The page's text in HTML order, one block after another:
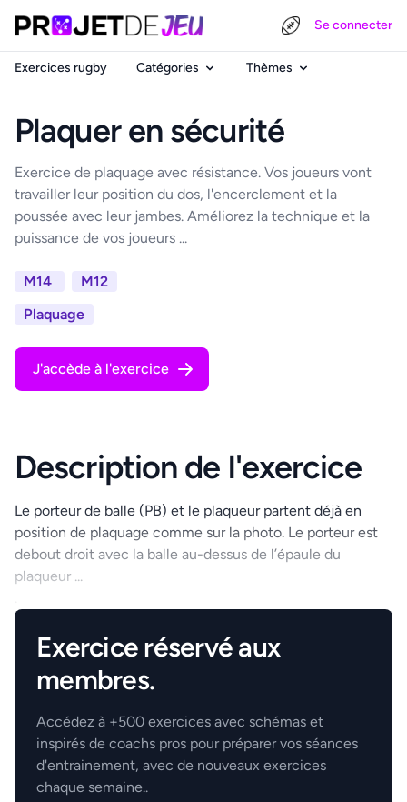
Se connecter
Exercices rugby Catégories Thèmes
Plaquer en sécurité
Exercice de plaquage avec résistance. Vos joueurs vont
travailler leur position du dos, l'encerclement et la
poussée avec leur jambes. Améliorez la technique et la
puissance de vos joueurs ...
M14
M12
Plaquage
J'accède à l'exercice
Description de l'exercice
Le porteur de balle (PB) et le plaqueur partent déjà en
position de plaquage comme sur la photo. Le porteur est
debout droit avec la balle au-dessus de l’épaule du
plaqueur ...
Exercice réservé aux
membres.
Accédez à +500 exercices avec schémas et
inspirés de coachs pros pour préparer vos séances
d'entrainement, avec de nouveaux exercices
chaque semaine..